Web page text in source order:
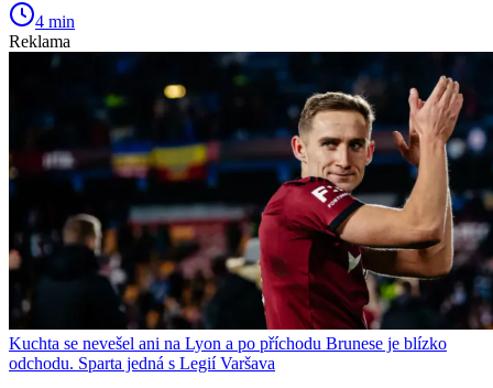
4 min
Reklama
Kuchta se nevešel ani na Lyon a po příchodu Brunese je blízko
odchodu. Sparta jedná s Legií Varšava